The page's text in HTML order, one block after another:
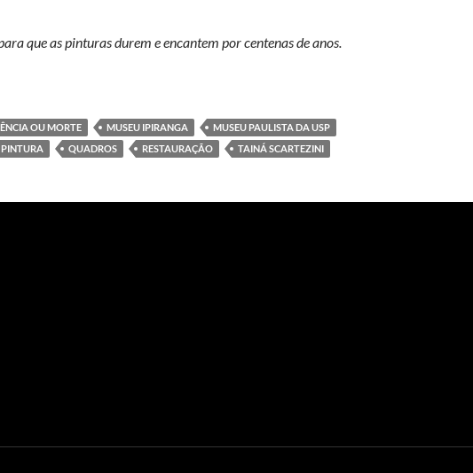
que as pinturas durem e encantem por centenas de anos.
ou escurecer: a ciência a serviço da arte no restauro e conservação de
OU MORTE MUSEU IPIRANGA
MUSEU PAULISTA DA USP
PINTURA QUADROS RESTAURAÇÃO TAINÁ SCARTEZINI